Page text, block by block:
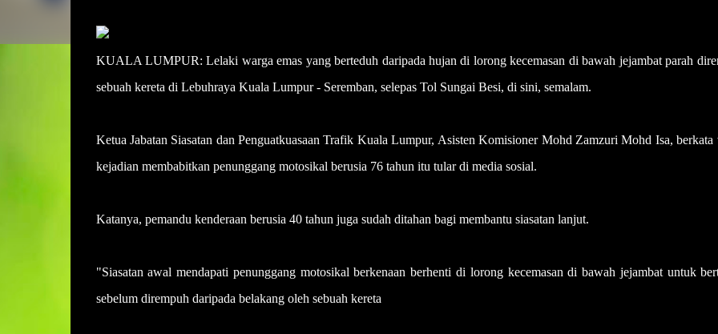
KUALA LUMPUR: Lelaki warga emas yang berteduh daripada hujan di lorong kecemasan di bawah jejambat parah
sebuah kereta di Lebuhraya Kuala Lumpur - Seremban, selepas Tol Sungai Besi, di sini, semalam.
Ketua Jabatan Siasatan dan Penguatkuasaan Trafik Kuala Lumpur, Asisten Komisioner Mohd Zamzuri Mohd Isa, berkata
kejadian membabitkan penunggang motosikal berusia 76 tahun itu tular di media sosial.
Katanya, pemandu kenderaan berusia 40 tahun juga sudah ditahan bagi membantu siasatan lanjut.
"Siasatan awal mendapati penunggang motosikal berkenaan berhenti di lorong kecemasan di bawah jejambat untuk
sebelum dirempuh daripada belakang oleh sebuah kereta